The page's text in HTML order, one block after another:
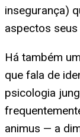
insegurança)
aspectos
Há também
que fala de
psicologia
animus — a